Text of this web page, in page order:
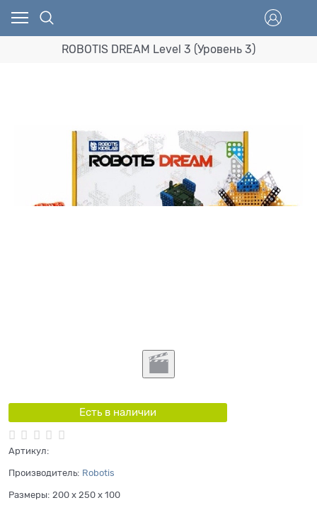
ROBOTIS DREAM Level 3 (Уровень 3)
Есть в наличии
Артикул:
Производитель: Robotis
Размеры: 200 x 250 x 100